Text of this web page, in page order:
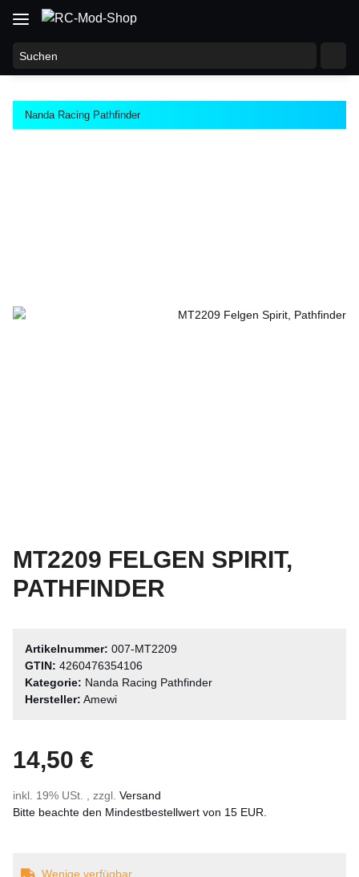
Nanda Racing Pathfinder
MT2209 FELGEN SPIRIT,
PATHFINDER
Artikelnummer: 007-MT2209
GTIN: 4260476354106
Kategorie: Nanda Racing Pathfinder
Hersteller: Amewi
14,50 €
inkl. 19% USt. , zzgl. Versand
Bitte beachte den Mindestbestellwert von 15 EUR.
Wenige verfügbar